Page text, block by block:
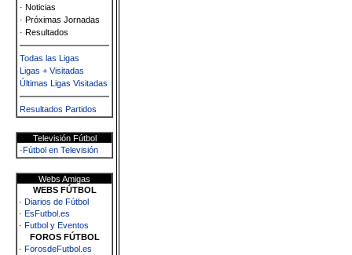
· Noticias
· Próximas Jornadas
· Resultados
Todas las Ligas
Ligas + Visitadas
Últimas Ligas Visitadas
Resultados Partidos
Televisión Fútbol
·Fútbol en Televisión
Webs Amigas
WEBS FÚTBOL
· Diarios de Fútbol
· EsFutbol.es
· Futbol y Eventos
FOROS FÚTBOL
· ForosdeFutbol.es